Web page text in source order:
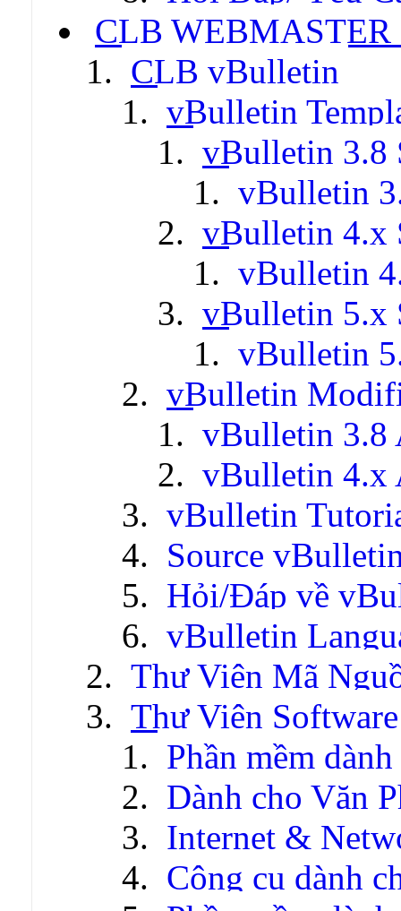
CLB WEBMASTER
CLB vBulletin
vBulletin
vBulletin 3.8
vBulletin
vBulletin 4.x
vBulletin
vBulletin 5.x
vBulletin
vBulletin
vBulletin 3.8
vBulletin 4.x
vBulletin
Source
Hỏi/Đáp về
vBulletin
Thư Viện Mã
Thư Viện Software
Phần mềm
Dành cho Văn
Internet &
Công cụ dành